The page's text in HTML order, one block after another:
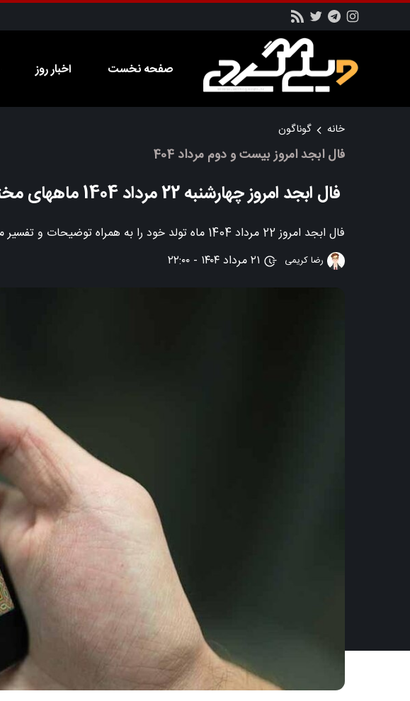
صفحه نخست اخبار روز
خانه گوناگون
فال ابجد امروز بیست و دوم مرداد 404
فال ابجد امروز چهارشنبه 22 مرداد 1404 ماههای مختلف
فال ابجد امروز 22 مرداد 1404 ماه تولد خود را به همراه توضیحات و تفسیر مربوطه را هر روز در این مطلب از سایت ویکی گردی مطالعه کنید
رضا کریمی ۲۱ مرداد ۱۴۰۴ - ۲۲:۰۰